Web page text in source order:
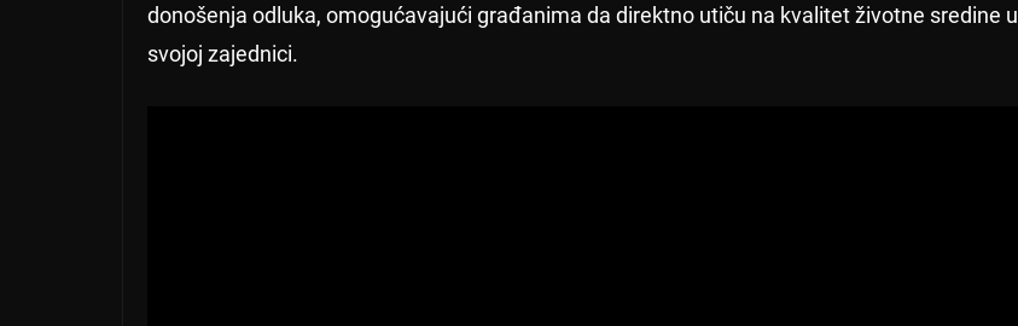
donošenja odluka, omogućavajući građanima da direktno utiču na kvalitet životne sredine u
svojoj zajednici.